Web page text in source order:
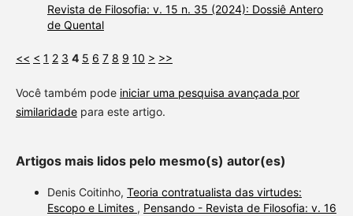
Revista de Filosofia: v. 15 n. 35 (2024): Dossiê Antero
de Quental
<< < 1 2 3 4 5 6 7 8 9 10 > >>
Você também pode iniciar uma pesquisa avançada por
similaridadepara este artigo.
Artigos mais lidos pelo mesmo(s) autor(es)
Denis Coitinho, Teoria contratualista das virtudes:
Escopo e Limites , Pensando - Revista de Filosofia: v. 16